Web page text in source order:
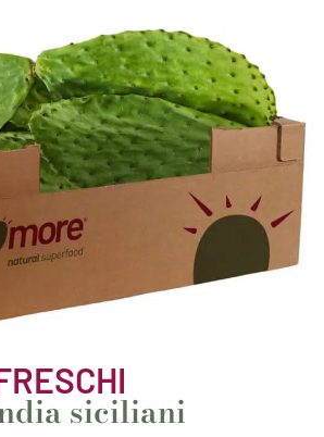
siciliani